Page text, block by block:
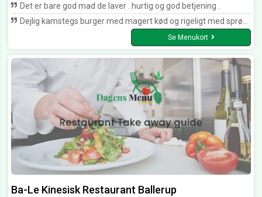
Det er bare god mad de laver . hurtig og god betjening .
Dejlig kamstegs burger med magert kød og rigeligt med sprøde svær. Hvidløgsbrød lækkert - hurtig og venlig levering. Kan varmt anbefales. Det er ikke sidste gang vi ringer til Farfars
Se Menukort
Ba-Le Kinesisk Restaurant Ballerup